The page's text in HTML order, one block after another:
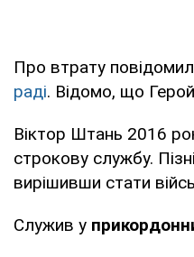
Про втрату
раді. Відомо, що Герой
Віктор Штань 2016
строкову службу.
вирішивши стати
Служив у